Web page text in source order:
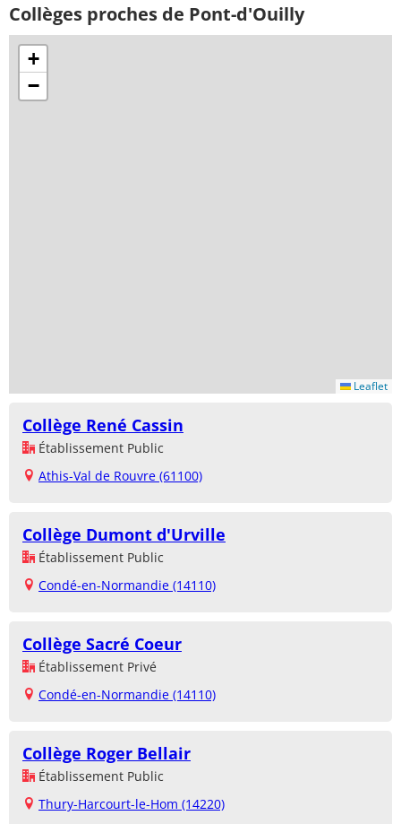
Collèges proches de Pont-d'Ouilly
+
−
Leaflet
Collège René Cassin
Établissement Public
Athis-Val de Rouvre (61100)
Collège Dumont d'Urville
Établissement Public
Condé-en-Normandie (14110)
Collège Sacré Coeur
Établissement Privé
Condé-en-Normandie (14110)
Collège Roger Bellair
Établissement Public
Thury-Harcourt-le-Hom (14220)